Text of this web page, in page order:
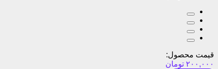
قیمت محصول:
۲۰۰,۰۰۰ تومان